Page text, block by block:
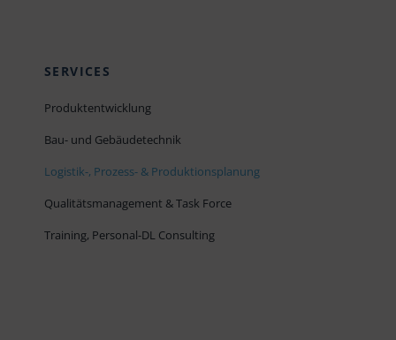
SERVICES
Produktentwicklung
Bau- und Gebäudetechnik
Logistik-, Prozess- & Produktionsplanung
Qualitätsmanagement & Task Force
Training, Personal-DL Consulting